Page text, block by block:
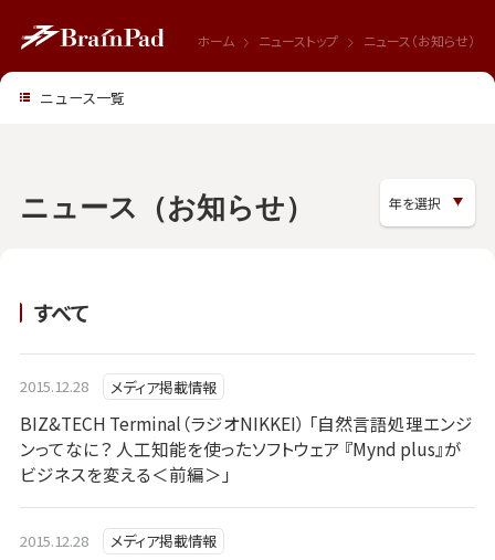
ホーム ニューストップ ニュース（お知らせ）
ニュース（お知らせ）
すべて
2015.12.28 メディア掲載情報
BIZ&TECH Terminal（ラジオNIKKEI） 「自然言語処理エンジ
ンってなに？ 人工知能を使ったソフトウェア 『Mynd plus』が
ビジネスを変える＜前編＞」
2015.12.28 メディア掲載情報
ニュース一覧